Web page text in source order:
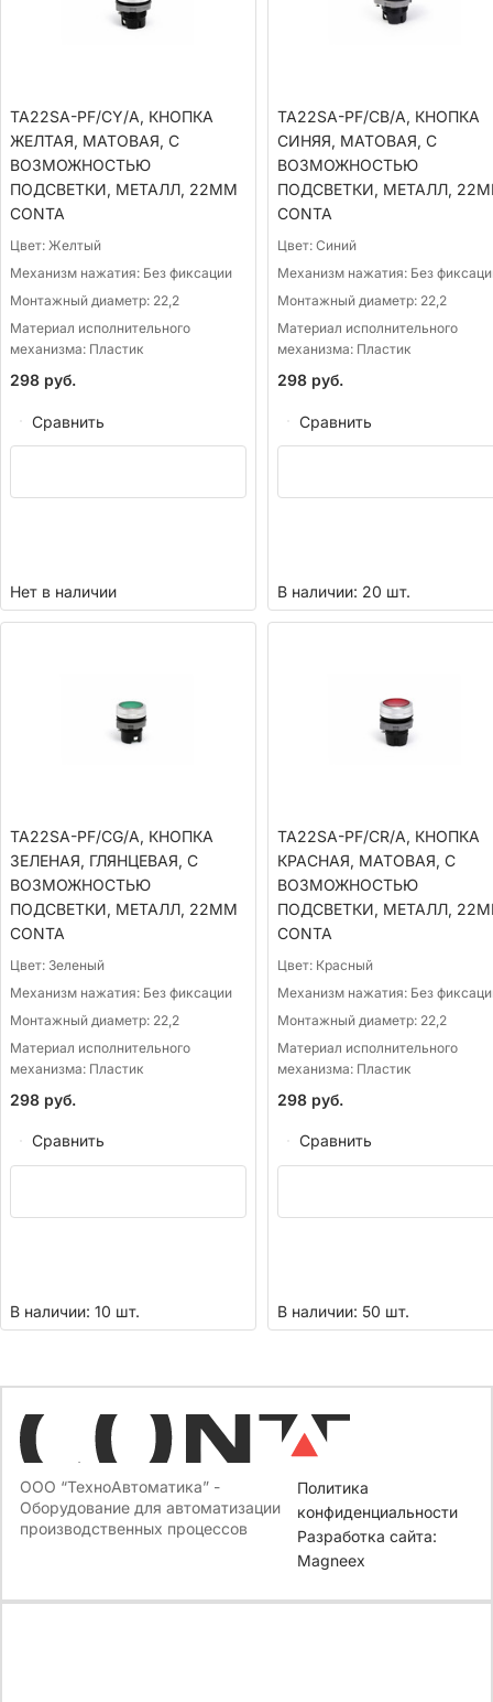
TA22SA-PF/CY/A, КНОПКА
ЖЕЛТАЯ, МАТОВАЯ, С
ВОЗМОЖНОСТЬЮ
ПОДСВЕТКИ, МЕТАЛЛ, 22ММ
CONTA
Цвет: Желтый
Механизм нажатия: Без фиксации
Монтажный диаметр: 22,2
Материал исполнительного
механизма: Пластик
298 руб.
Сравнить
Нет в наличии
TA22SA-PF/CB/A, КНОПКА
СИНЯЯ, МАТОВАЯ, С
ВОЗМОЖНОСТЬЮ
ПОДСВЕТКИ, МЕТАЛЛ,
CONTA
Цвет: Синий
Механизм нажатия: Без
Монтажный диаметр: 22,2
Материал исполнительного
механизма: Пластик
298руб.
Сравнить
В наличии: 20 шт.
TA22SA-PF/CG/A, КНОПКА
ЗЕЛЕНАЯ, ГЛЯНЦЕВАЯ, С
ВОЗМОЖНОСТЬЮ
ПОДСВЕТКИ, МЕТАЛЛ, 22ММ
CONTA
Цвет: Зеленый
Механизм нажатия: Без фиксации
Монтажный диаметр: 22,2
Материал исполнительного
механизма: Пластик
298 руб.
Сравнить
В наличии: 10 шт.
TA22SA-PF/CR/A, КНОПКА
КРАСНАЯ, МАТОВАЯ, С
ВОЗМОЖНОСТЬЮ
ПОДСВЕТКИ, МЕТАЛЛ,
CONTA
Цвет: Красный
Механизм нажатия: Без
Монтажный диаметр: 22,2
Материал исполнительного
механизма: Пластик
298руб.
Сравнить
В наличии: 50 шт.
ООО “ТехноАвтоматика” -
Оборудование для автоматизации
производственных процессов
Политика
конфиденциальности
Разработка сайта:
Magneex